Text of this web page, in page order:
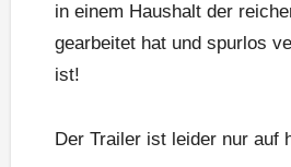
in einem Haushalt der
gearbeitet hat und spurlos
ist!
Der Trailer ist leider nur auf